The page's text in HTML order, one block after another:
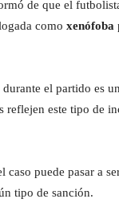
de que el
como xenófoba
el partido es
este tipo de
puede pasar a
tipo de sanción.